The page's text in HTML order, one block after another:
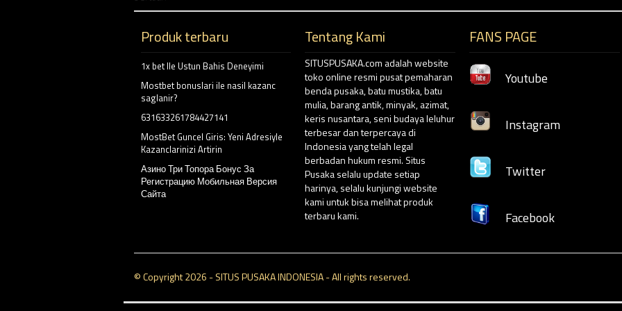
Produk terbaru
1x bet Ile Ustun Bahis Deneyimi
Mostbet bonuslari ile nasil kazanc
saglanir?
631633261784427141
MostBet Guncel Giris: Yeni Adresiyle
Kazanclarinizi Artirin
Азино Три Топора Бонус За
Регистрацию Мобильная Версия
Сайта
Tentang Kami
SITUSPUSAKA.com adalah website
toko online resmi pusat pemaharan
benda pusaka, batu mustika, batu
mulia, barang antik, minyak, azimat,
keris nusantara, seni budaya leluhur
terbesar dan terpercaya di
Indonesia yang telah legal
berbadan hukum resmi. Situs
Pusaka selalu update setiap
harinya, selalu kunjungi website
kami untuk bisa melihat produk
terbaru kami.
FANS PAGE
Youtube
Instagram
Twitter
Facebook
© Copyright 2026 - SITUS PUSAKA INDONESIA - All rights reserved.